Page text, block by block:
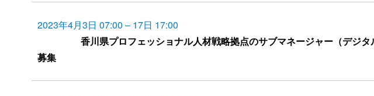
香川県プロフェッショナル人材戦略拠点のサブマネージャー（デジ
募集
2023年4月3日 07:00 – 17日 17:00